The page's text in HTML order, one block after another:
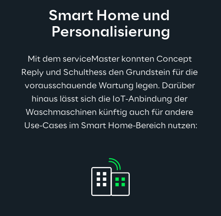
Smart Home und
Personalisierung
Mit dem serviceMaster konnten Concept
Reply und Schulthess den Grundstein für die
vorausschauende Wartung legen. Darüber
hinaus lässt sich die IoT-Anbindung der
Waschmaschinen künftig auch für andere
Use-Cases im Smart Home-Bereich nutzen: